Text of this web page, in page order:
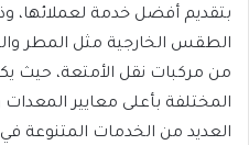
بتقديم أفضل خدمة لعملائها،
الطقس الخارجية مثل المطر
من مركبات نقل الأمتعة، حيث
المختلفة بأعلى معايير
العديد من الخدمات المتنوعة